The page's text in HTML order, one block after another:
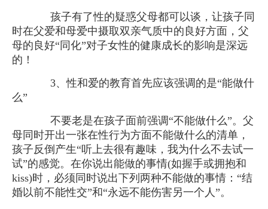
孩子有了性的疑惑父母都可以谈，让孩子同
时在父爱和母爱中摄取双亲气质中的良好方面，父
母的良好“同化”对子女性的健康成长的影响是深远
的！
3、性和爱的教育首先应该强调的是“能做什
么”
不要老是在孩子面前强调“不能做什么”。父
母同时开出一张在性行为方面不能做什么的清单，
孩子反倒产生“听上去很有趣味，我为什么不去试一
试”的感觉。在你说出能做的事情(如握手或拥抱和
kiss)时，必须同时说出下列两种不能做的事情：“结
婚以前不能性交”和“永远不能伤害另一个人”。